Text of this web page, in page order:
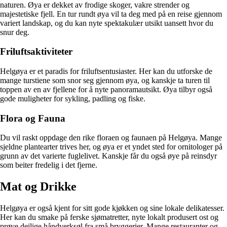
naturen. Øya er dekket av frodige skoger, vakre strender og
majestetiske fjell. En tur rundt øya vil ta deg med på en reise gjennom
variert landskap, og du kan nyte spektakulær utsikt uansett hvor du
snur deg.
Friluftsaktiviteter
Helgøya er et paradis for friluftsentusiaster. Her kan du utforske de
mange turstiene som snor seg gjennom øya, og kanskje ta turen til
toppen av en av fjellene for å nyte panoramautsikt. Øya tilbyr også
gode muligheter for sykling, padling og fiske.
Flora og Fauna
Du vil raskt oppdage den rike floraen og faunaen på Helgøya. Mange
sjeldne plantearter trives her, og øya er et yndet sted for ornitologer på
grunn av det varierte fuglelivet. Kanskje får du også øye på reinsdyr
som beiter fredelig i det fjerne.
Mat og Drikke
Helgøya er også kjent for sitt gode kjøkken og sine lokale delikatesser.
Her kan du smake på ferske sjømatretter, nyte lokalt produsert ost og